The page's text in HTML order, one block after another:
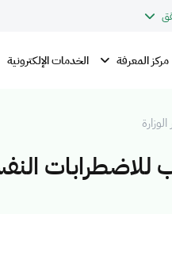
مركز المعرفة الخدمات الإلكترونية